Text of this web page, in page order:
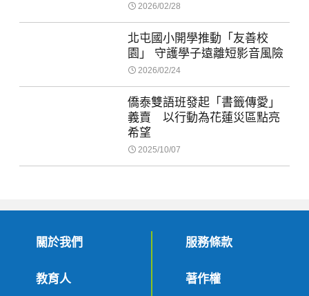
2026/02/28
北屯國小開學推動「友善校
園」 守護學子遠離短影音風險
2026/02/24
僑泰雙語班發起「書籤傳愛」
義賣 以行動為花蓮災區點亮
希望
2025/10/07
關於我們
教育人
服務條款
著作權